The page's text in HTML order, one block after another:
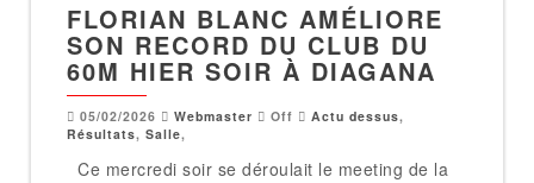
FLORIAN BLANC AMÉLIORE
SON RECORD DU CLUB DU
60M HIER SOIR À DIAGANA
05/02/2026 Webmaster Off Actu dessus,
Résultats, Salle,
Ce mercredi soir se déroulait le meeting de la